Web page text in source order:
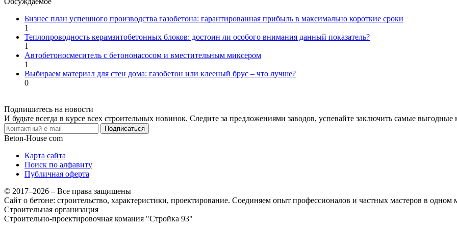
Бизнес план успешного производства газобетона: гарантированная прибыль в максимально короткие сроки
1
Теплопроводность керамзитобетонных блоков: достоин ли особого внимания данный показатель?
1
Автобетоносмеситель с бетононасосом и вместительным миксером
1
Выбираем материал для стен дома: газобетон или клееный брус – что лучше?
0
Подпишитесь на новости
И будьте всегда в курсе всех строительных новинок. Следите за предложениями заводов, успевайте заключить самые выгодные
Подписаться
Beton-House com
Карта сайта
Поиск по алфавиту
Публичная оферта
© 2017–2026 – Все права защищены
Сайт о бетоне: строительство, характеристики, проектирование. Соединяем опыт профессионалов и частных мастеров в одном
Строительная организация
Строительно-проектировочная комания "Стройка 93"